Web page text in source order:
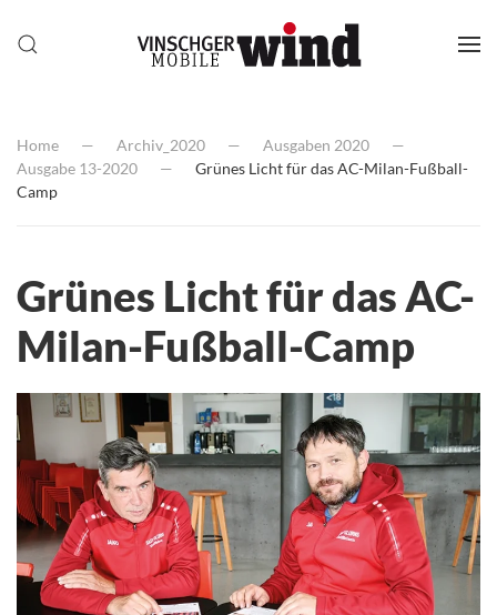
Home Archiv_2020
Ausgaben 2020
Ausgabe 13-2020
Grünes Licht für das AC-Milan-Fußball-
Camp
Grünes Licht für das AC-
Milan-Fußball-Camp